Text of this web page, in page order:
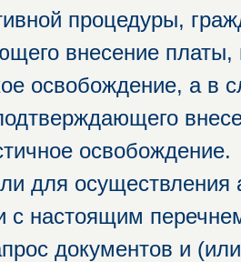
процедуры,
внесение
освобождение, а в
освобождение.
для осуществления
с настоящим
документов и